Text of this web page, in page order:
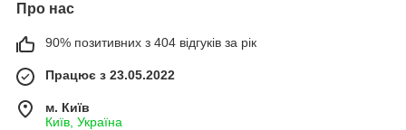
Про нас
90% позитивних з 404 відгуків за рік
Працює з 23.05.2022
м. Київ
Київ, Україна